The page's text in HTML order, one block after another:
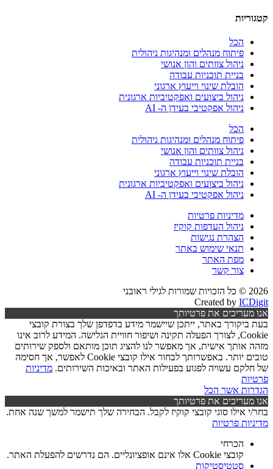
קטגוריות
הכל
פיתוח מנהלים ומנהיגות ניהולית
ניהול צוותים והון אנושי
בניית תוכניות עבודה
הובלת שינוי וייעוץ ארגוני
ניהול ביצועים ואפקטיביות ארגונית
ניהול אפקטיבי בעידן ה- AI
הכל
פיתוח מנהלים ומנהיגות ניהולית
ניהול צוותים והון אנושי
בניית תוכניות עבודה
הובלת שינוי וייעוץ ארגוני
ניהול ביצועים ואפקטיביות ארגונית
ניהול אפקטיבי בעידן ה- AI
מדיניות פרטיות
ניהול העדפות קוקיז
הצהרת נגישות
תנאי שימוש באתר
מפת האתר
צור קשר
2026 © כל הזכויות שמורות לגילי ראובני
Created by ICDigit
אנו מעריכים את פרטיותך
בעת ביקורך באתר, ייתכן שיישמר מידע בדפדפן שלך בצורת קובצי
Cookie, לצורך הפעלה תקינה ושיפור חוויית הגלישה. המידע לרוב אינו
מזהה אותך אישית, אך מאפשר לנו להציג תוכן מותאם ולספק שירותים
טובים יותר. באפשרותך לבחור אילו קובצי Cookie לאפשר, אך חסימה
של חלקם עשויה לפגוע בפעילות האתר ובאיכות השירותים. מדיניות
פרטיות
הגדרות אשר הכל
אנו מעריכים את פרטיותך
בחר/י אילו סוגי קובצי קוקיז לקבל. הבחירה שלך תישמר למשך שנה אחת.
מדיניות פרטיות
הכרחי
קובצי Cookie אלו אינם אופציונליים. הם נדרשים להפעלת האתר.
סטטיסטיקות